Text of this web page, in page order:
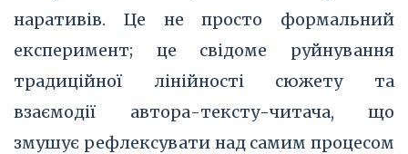
наративів. Це не просто формальний
експеримент; це свідоме руйнування
традиційної лінійності сюжету та
взаємодії автора-тексту-читача, що
змушує рефлексувати над самим процесом